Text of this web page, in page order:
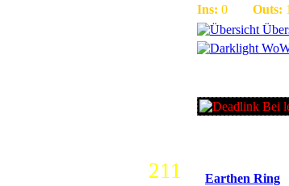
Ins: 0 Outs:
Bei
211
Earthen Ring